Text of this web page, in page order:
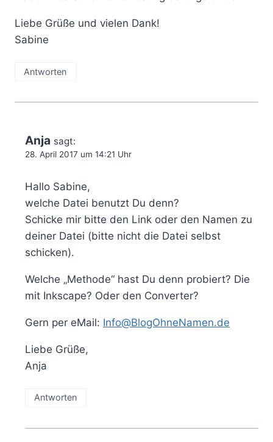
Liebe Grüße und vielen Dank!
Sabine
Antworten
Anja sagt:
28. April 2017 um 14:21 Uhr
Hallo Sabine,
welche Datei benutzt Du denn?
Schicke mir bitte den Link oder den Namen zu
deiner Datei (bitte nicht die Datei selbst
schicken).
Welche „Methode“ hast Du denn probiert? Die
mit Inkscape? Oder den Converter?
Gern per eMail: Info@BlogOhneNamen.de
Liebe Grüße,
Anja
Antworten